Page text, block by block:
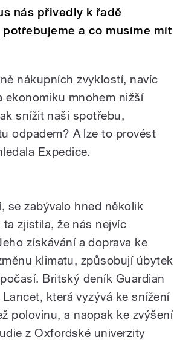
nás přivedly k řadě
a co musíme mít
nákupních zvyklostí, navíc
ekonomiku mnohem nižší
snížit naši spotřebu,
odpadem? A lze to provést
Expedice.
se zabývalo hned několik
zjistila, že nás nejvíc
získávání a doprava ke
klimatu, způsobují úbytek
Britský deník Guardian
která vyzývá ke snížení
polovinu, a naopak ke zvýšení
z Oxfordské univerzity